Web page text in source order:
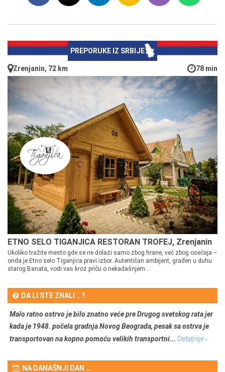
PREPORUKE IZ SRBIJE
Zrenjanin, 72 km 78 min
ETNO SELO TIGANJICA RESTORAN TROFEJ, Zrenjanin
Ukoliko tražite mesto gde se ne dolazi samo zbog hrane, već zbog osećaja –
onda je Etno selo Tiganjica pravi izbor. Autentičan ambijent, građen u duhu
starog Banata, vodi vas kroz priču o nekadašnjem...
DA LI STE ZNALI …?
Malo ratno ostrvo je bilo znatno veće pre Drugog svetskog rata jer
kada je 1948. počela gradnja Novog Beograda, pesak sa ostrva je
transportovan na kopno pomoću velikih transportni... Detaljnije ›
NA DANAŠNJI DAN …